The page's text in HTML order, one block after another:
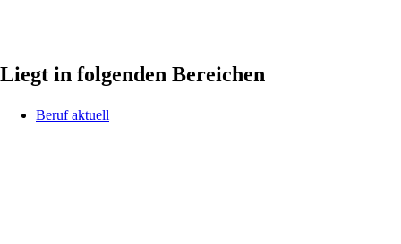
Liegt in folgenden Bereichen
Beruf aktuell